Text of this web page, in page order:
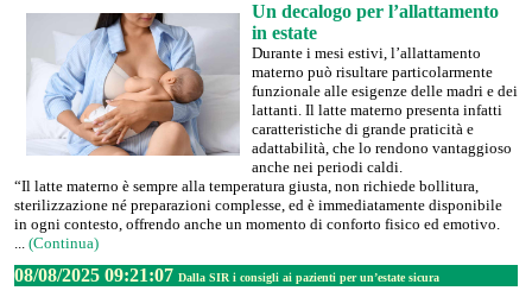
Un decalogo per l’allattamento
in estate
Durante i mesi estivi, l’allattamento
materno può risultare particolarmente
funzionale alle esigenze delle madri e dei
lattanti. Il latte materno presenta infatti
caratteristiche di grande praticità e
adattabilità, che lo rendono vantaggioso
anche nei periodi caldi.
“Il latte materno è sempre alla temperatura giusta, non richiede bollitura,
sterilizzazione né preparazioni complesse, ed è immediatamente disponibile
in ogni contesto, offrendo anche un momento di conforto fisico ed emotivo.
... (Continua)
08/08/2025 09:21:07 Dalla SIR i consigli ai pazienti per un’estate sicura